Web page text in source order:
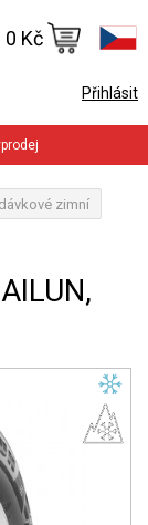
Přihlásit
0 Kč
zimní